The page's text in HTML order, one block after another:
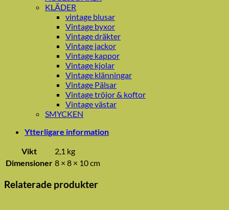
KLÄDER
vintage blusar
Vintage byxor
Vintage dräkter
Vintage jackor
Vintage kappor
Vintage kjolar
Vintage klänningar
Vintage Pälsar
Vintage tröjor & koftor
Vintage västar
SMYCKEN
Ytterligare information
Vikt
2,1 kg
Dimensioner 8 × 8 × 10 cm
Relaterade produkter